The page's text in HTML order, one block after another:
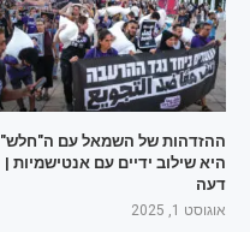
ההזדהות של השמאל עם ה"חלש"
היא שילוב ידיים עם אנטישמיות |
דעה
אוגוסט 1, 2025